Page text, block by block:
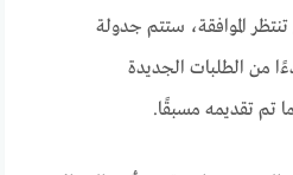
تنتظر الموافقة، ستتم جدولة
من الطلبات الجديدة
تم تقديمه مسبقًا.